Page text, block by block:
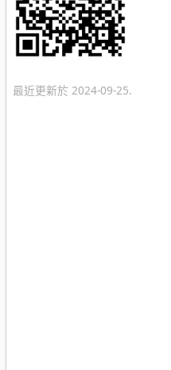
最近更新於 2024-09-25.